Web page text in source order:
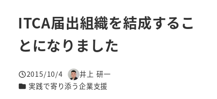
ITCA届出組織を結成するこ
とになりました
投稿日
2015/10/4
著
者
井上 研一
カテゴリー
実践で寄り添う企業支援